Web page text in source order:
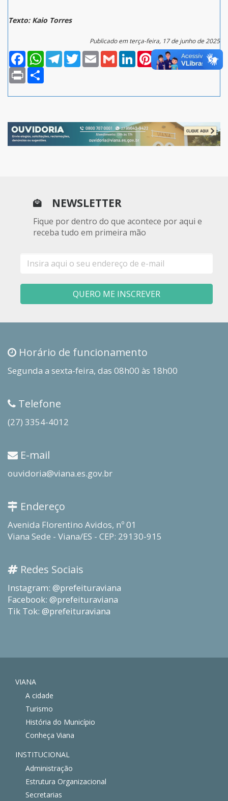
Texto: Kaio Torres
Publicado em terça-feira, 17 de junho de 2025
FacebookWhatsAppTelegramTwitterEmail Gmail LinkedInPinterestEvernoteMessenger
Skype
Print
NEWSLETTER
Fique por dentro do que acontece por aqui e
receba tudo em primeira mão
mail
QUERO ME INSCREVER
Horário de funcionamento
Segunda a sexta-feira, das 08h00 às 18h00
Telefone
(27) 3354-4012
E-mail
ouvidoria@viana.es.gov.br
Endereço
Avenida Florentino Avidos, nº 01
Viana Sede - Viana/ES - CEP: 29130-915
Redes Sociais
Instagram: @prefeituraviana
Facebook: @prefeituraviana
Tik Tok: @prefeituraviana
VIANA
A cidade
Turismo
História do Município
Conheça Viana
INSTITUCIONAL
Administração
Estrutura Organizacional
Secretarias